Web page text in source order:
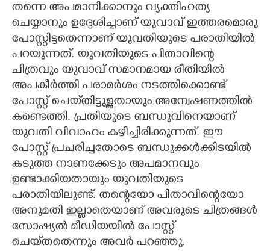
തന്നെ അപമാനിക്കാനും വ്യക്തിഹത്യ
ചെയ്യാനും ഉദ്ദേശിച്ചാണ് യുവാവ് ഇത്തരമൊരു
പോസ്റ്റിട്ടതെന്നാണ് യുവതിയുടെ പരാതിയിൽ
പറയുന്നത്. യുവതിയുടെ പിതാവിന്റെ
ചിത്രവും യുവാവ് സമാനമായ രീതിയിൽ
അപകീർത്തി പരാമർശം നടത്തിക്കൊണ്ട്
പോസ്റ്റ് ചെയ്‌തിട്ടുള്ളതായും അന്വേഷണത്തിൽ
കണ്ടെത്തി. പ്രതിയുടെ ബന്ധുവിനെയാണ്
യുവതി വിവാഹം കഴിച്ചിരിക്കുന്നത്. ഈ
പോസ്റ്റ് പ്രചരിച്ചതോടെ ബന്ധുക്കൾക്കിടയിൽ
കടുത്ത നാണക്കേടും അപമാനവും
ഉണ്ടാക്കിയതായും യുവതിയുടെ
പരാതിയിലുണ്ട്. തന്റെയോ പിതാവിന്റെയോ
അനുമതി ഇല്ലാതെയാണ് അവരുടെ ചിത്രങ്ങൾ
സോഷ്യൽ മീഡിയയിൽ പോസ്റ്റ്
ചെയ്‌തതെന്നും അവർ പറഞ്ഞു.